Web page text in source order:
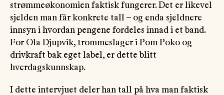
strømmeøkonomien faktisk fungerer. Det er likevel
sjelden man får konkrete tall – og enda sjeldnere
innsyn i hvordan pengene fordeles innad i et band.
For Ola Djupvik, trommeslager i Pom Poko og
drivkraft bak eget label, er dette blitt
hverdagskunnskap.
I dette intervjuet deler han tall på hva man faktisk